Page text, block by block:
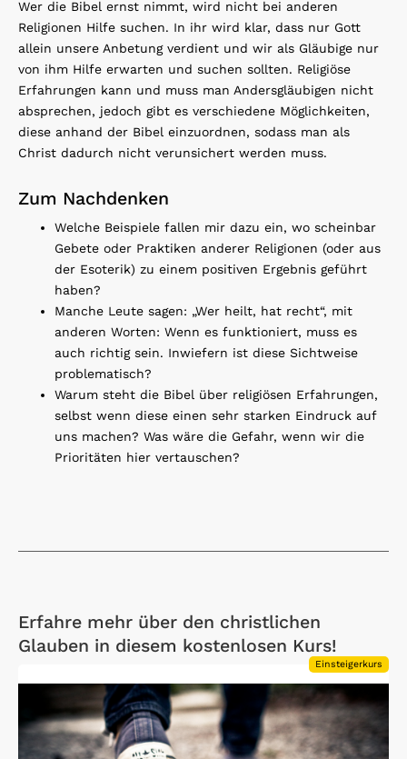
Wer die Bibel ernst nimmt, wird nicht bei anderen
Religionen Hilfe suchen. In ihr wird klar, dass nur Gott
allein unsere Anbetung verdient und wir als Gläubige nur
von ihm Hilfe erwarten und suchen sollten. Religiöse
Erfahrungen kann und muss man Andersgläubigen nicht
absprechen, jedoch gibt es verschiedene Möglichkeiten,
diese anhand der Bibel einzuordnen, sodass man als
Christ dadurch nicht verunsichert werden muss.
Zum Nachdenken
Welche Beispiele fallen mir dazu ein, wo scheinbar
Gebete oder Praktiken anderer Religionen (oder aus
der Esoterik) zu einem positiven Ergebnis geführt
haben?
Manche Leute sagen: „Wer heilt, hat recht“, mit
anderen Worten: Wenn es funktioniert, muss es
auch richtig sein. Inwiefern ist diese Sichtweise
problematisch?
Warum steht die Bibel über religiösen Erfahrungen,
selbst wenn diese einen sehr starken Eindruck auf
uns machen? Was wäre die Gefahr, wenn wir die
Prioritäten hier vertauschen?
Erfahre mehr über den christlichen
Glauben in diesem kostenlosen Kurs!
Einsteigerkurs